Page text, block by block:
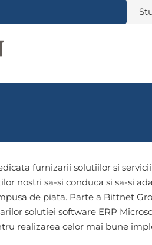
furnizarii solutiilor si
nostri sa-si conduca si sa-si
de piata. Parte a Bittnet
solutiei software ERP
realizarea celor mai bune